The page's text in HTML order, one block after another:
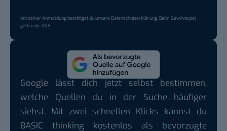
Mit deiner Anmeldung bestätigst du unsereDatenschutzerklärung. Beim Gewinnspiel
gelten dieAGB.
Google lässt dich jetzt selbst bestimmen,
welche Quellen du in der Suche häufiger
siehst. Mit zwei schnellen Klicks kannst du
BASIC thinking kostenlos als bevorzugte